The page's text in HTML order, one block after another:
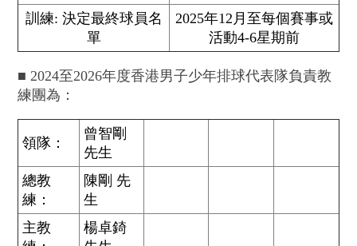
訓練: 決定最終球員名
單
2025年12月至每個賽事或
活動4-6星期前
■ 2024至2026年度香港男子少年排球代表隊負責教
練團為：
領隊：
曾智剛
先生
總教
練：
陳剛 先
生
主教
楊卓錡